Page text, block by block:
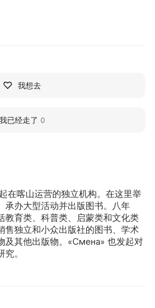
在喀山运营的独立机构。在这里举
承办大型活动并出版图书。八年
教育类、科普类、启蒙类和文化类
售独立和小众出版社的图书、学术
及其他出版物。«Смена» 也发起对
。
我想去
我已经走了 0